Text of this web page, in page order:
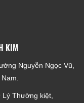
KIM
Nguyễn Ngọc Vũ,
Thường kiệt,